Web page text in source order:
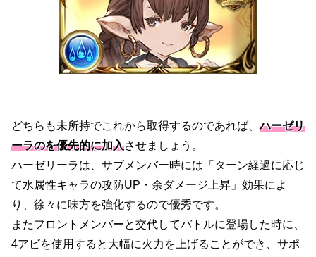
どちらも未所持でこれから取得するのであれば、ハーゼリ
ーラのを優先的に加入させましょう。
ハーゼリーラは、サブメンバー時には「ターン経過に応じ
て水属性キャラの攻防UP・余ダメージ上昇」効果によ
り、徐々に味方を強化するので優秀です。
またフロントメンバーと交代してバトルに登場した時に、
4アビを使用すると大幅に火力を上げることができ、サポ